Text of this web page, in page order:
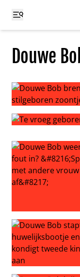
Douwe
Douwe Bob
Douwe Bob weer
Douwe Bob stapt